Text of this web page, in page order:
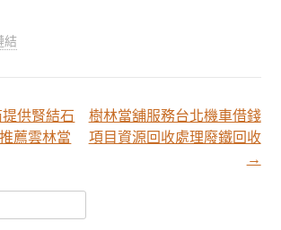
結
供腎結石
薦雲林當
樹林當舖服務台北機車借錢
項目資源回收處理廢鐵回收
→